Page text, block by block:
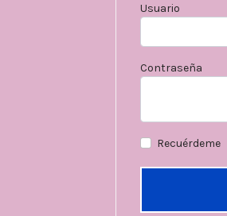
Usuario
Contraseña
Recuérdeme